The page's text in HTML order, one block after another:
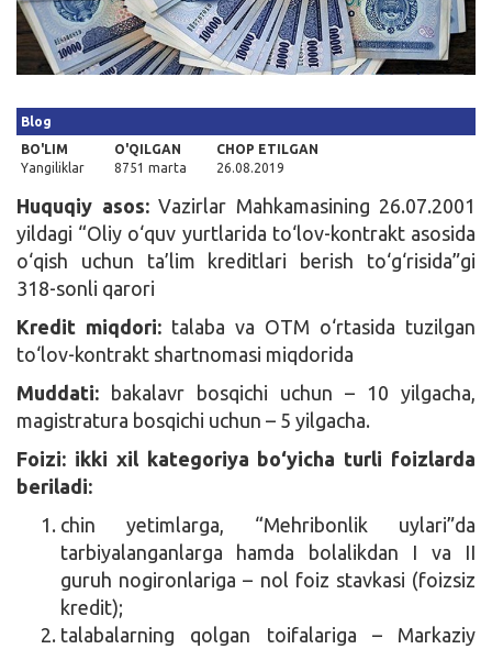
Kirish
Blog
BO'LIM
Yangiliklar
O'QILGAN
8751 marta
CHOP ETILGAN
26.08.2019
Huquqiy asos: Vazirlar Mahkamasining 26.07.2001
yildagi “Oliy o‘quv yurtlarida to‘lov-kontrakt asosida
o‘qish uchun ta’lim kreditlari berish to‘g‘risida”gi
318-sonli qarori
Kredit miqdori: talaba va OTM o‘rtasida tuzilgan
to‘lov-kontrakt shartnomasi miqdorida
Muddati: bakalavr bosqichi uchun – 10 yilgacha,
magistratura bosqichi uchun – 5 yilgacha.
Foizi: ikki xil kategoriya bo‘yicha turli foizlarda
beriladi:
chin yetimlarga, “Mehribonlik uylari”da
tarbiyalanganlarga hamda bolalikdan I va II
guruh nogironlariga – nol foiz stavkasi (foizsiz
kredit);
talabalarning qolgan toifalariga – Markaziy